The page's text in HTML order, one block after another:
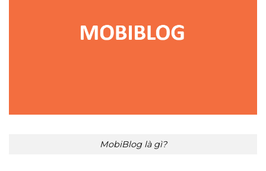
MobiBlog là gì?